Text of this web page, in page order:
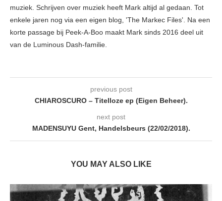
muziek. Schrijven over muziek heeft Mark altijd al gedaan. Tot
enkele jaren nog via een eigen blog, 'The Markec Files'. Na een
korte passage bij Peek-A-Boo maakt Mark sinds 2016 deel uit
van de Luminous Dash-familie.
previous post
CHIAROSCURO – Titelloze ep (Eigen Beheer).
next post
MADENSUYU Gent, Handelsbeurs (22/02/2018).
YOU MAY ALSO LIKE